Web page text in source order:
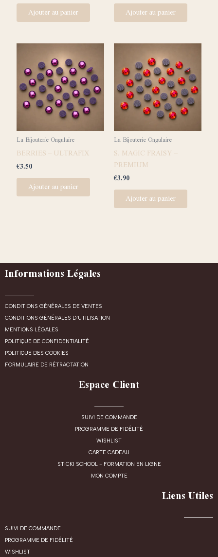
Ajouter au panier Ajouter au panier
La Bijouterie Ongulaire
BERRIES – ULTRAFIX
€3.50
Ajouter au panier
La Bijouterie Ongulaire
S. MAGIC FRAISY –
PREMIUM
€3.90
Ajouter au panier
Informations Légales
CONDITIONS GÉNÉRALES DE VENTES
CONDITIONS GÉNÉRALES D'UTILISATION
MENTIONS LÉGALES
POLITIQUE DE CONFIDENTIALITÉ
POLITIQUE DES COOKIES
FORMULAIRE DE RÉTRACTATION
Espace Client
SUIVI DE COMMANDE
PROGRAMME DE FIDÉLITÉ
WISHLIST
CARTE CADEAU
STICKI SCHOOL - FORMATION EN LIGNE
MON COMPTE
Liens Utiles
SUIVI DE COMMANDE
PROGRAMME DE FIDÉLITÉ
WISHLIST